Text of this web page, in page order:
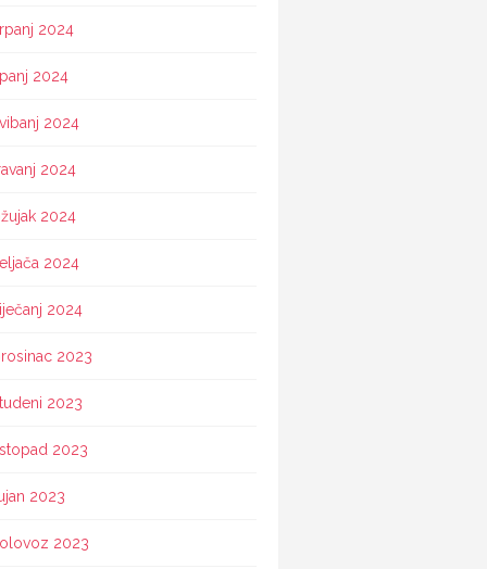
2024
2024
2024
2024
2024
2024
2024
2023
2023
2023
2023
2023